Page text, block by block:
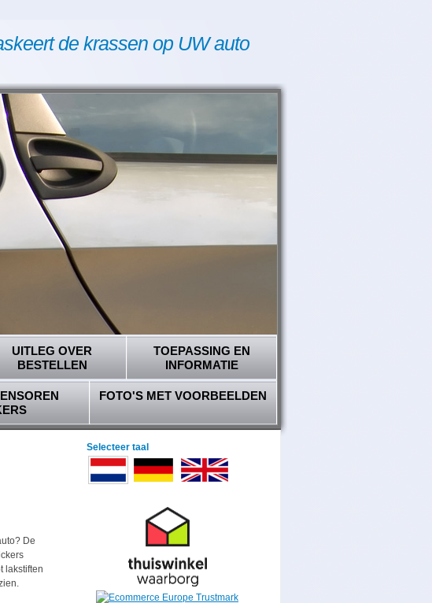
de krassen op UW auto
UITLEG OVER
BESTELLEN
TOEPASSING EN
INFORMATIE
FOTO'S MET VOORBEELDEN
De
lakstiften
Selecteer taal